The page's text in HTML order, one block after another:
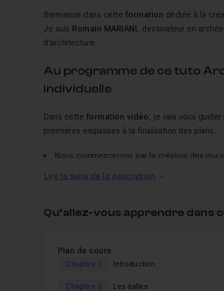
Bienvenue dans cette formation dédiée à la
Je suis Romain MARIANI, dessinateur en
d'architecture.
Au programme de ce tuto
individuelle
Dans cette formation vidéo, je vais vous
premières esquisses à la finalisation des plans.
Nous commencerons par la création des
Ensuite, nous aborderons la modélisation du
la gestion des détails, des matériaux et des
acquérir les compétences nécessaires pour
(version utilisée pour ce cours).
Lire la suite de la description
Qu’allez-vous apprendre dans
Plan de cours
Chapitre 1 Introduction
Chapitre 3 Les dalles